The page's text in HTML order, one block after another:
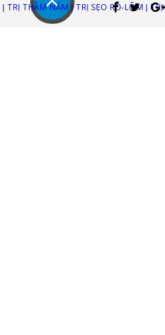
| TRỊ THÂM NÁM|TRỊ SẸO RỖ-LÕM | TRỊ